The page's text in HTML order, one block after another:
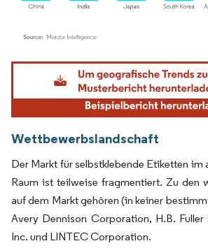
Bild © Mordor Intelligence. Wiederverwendung
Wettbewerbslandschaft
Der Markt für selbstklebende Etiketten im
Raum ist teilweise fragmentiert. Zu den
auf dem Markt gehören (in keiner
Avery Dennison Corporation, H.B. Fuller
Inc. und LINTEC Corporation.